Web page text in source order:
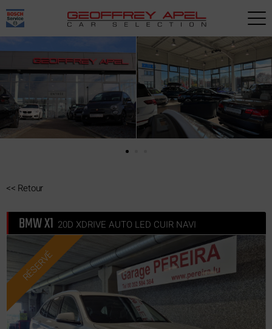
<< Retour
BMW X1 20D XDRIVE AUTO LED CUIR NAVI
RÉSERVÉ